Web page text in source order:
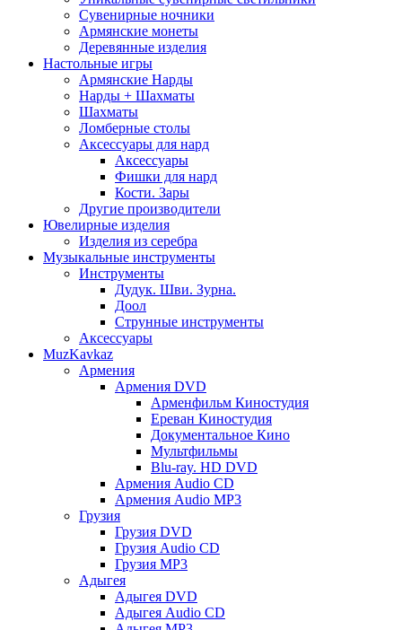
Сувенирные ночники
Армянские монеты
Деревянные изделия
Настольные игры
Армянские Нарды
Нарды + Шахматы
Шахматы
Ломберные столы
Аксессуары для нард
Аксессуары
Фишки для нард
Кости. Зары
Другие производители
Ювелирные изделия
Изделия из серебра
Музыкальные инструменты
Инструменты
Дудук. Шви. Зурна.
Доол
Струнные инструменты
Аксессуары
MuzKavkaz
Армения
Армения DVD
Арменфильм Киностудия
Ереван Киностудия
Документальное Кино
Мультфильмы
Blu-ray. HD DVD
Армения Audio CD
Армения Audio MP3
Грузия
Грузия DVD
Грузия Audio CD
Грузия MP3
Адыгея
Адыгея DVD
Адыгея Audio CD